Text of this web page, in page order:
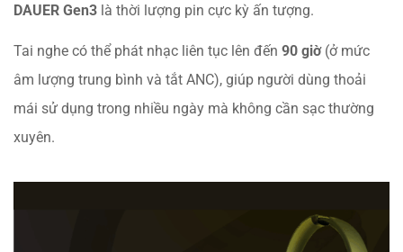
DAUER Gen3 là thời lượng pin cực kỳ ấn tượng.
Tai nghe có thể phát nhạc liên tục lên đến 90 giờ(ở mức
âm lượng trung bình và tắt ANC), giúp người dùng thoải
mái sử dụng trong nhiều ngày mà không cần sạc thường
xuyên.